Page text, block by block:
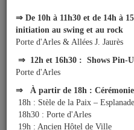
⇒ De 10h à 11h30 et de 14h à
initiation au swing et au rock
Porte d'Arles & Allées J. Jaurès
⇒ 12h et 16h30 : Shows Pin-
Porte d'Arles
⇒ À partir de 18h : Cérémonie
18h : Stèle de la Paix –
18h30 : Porte d'Arles
19h : Ancien Hôtel de Ville
Travaux/Voirie
|
Circulation
Jeudis de l'Étang : vos
l'eau !
Travaux en cours
Coupure électrique -